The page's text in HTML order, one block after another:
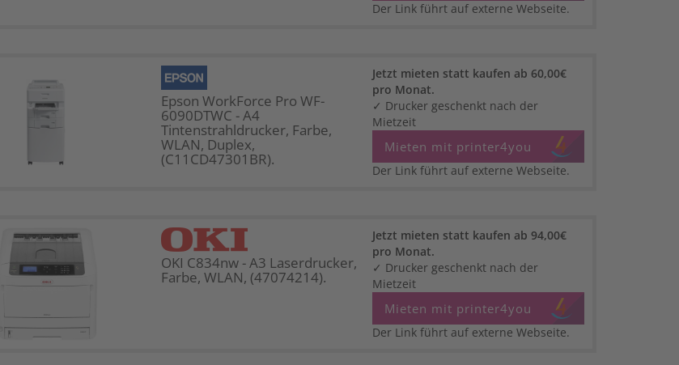
Der Link führt auf externe Webseite.
Epson WorkForce Pro WF-
6090DTWC - A4
Tintenstrahldrucker, Farbe,
WLAN, Duplex,
(C11CD47301BR).
Jetzt mieten statt kaufen ab 60,00€
pro Monat.
✓ Drucker geschenkt nach der
Mietzeit
Mieten mit printer4you
Der Link führt auf externe Webseite.
OKI C834nw - A3 Laserdrucker,
Farbe, WLAN, (47074214).
Jetzt mieten statt kaufen ab 94,00€
pro Monat.
✓ Drucker geschenkt nach der
Mietzeit
Mieten mit printer4you
Der Link führt auf externe Webseite.